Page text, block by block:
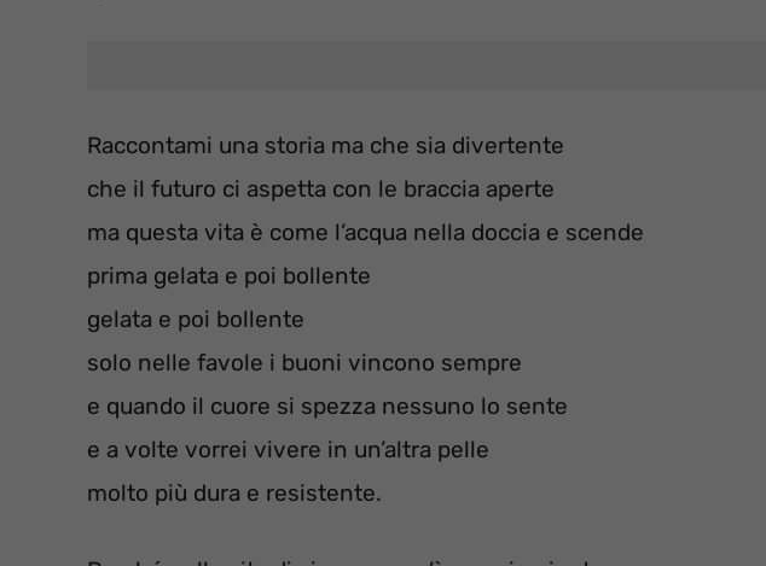
Raccontami una storia ma che sia divertente
che il futuro ci aspetta con le braccia aperte
ma questa vita è come l’acqua nella doccia e scende
prima gelata e poi bollente
gelata e poi bollente
solo nelle favole i buoni vincono sempre
e quando il cuore si spezza nessuno lo sente
e a volte vorrei vivere in un’altra pelle
molto più dura e resistente.